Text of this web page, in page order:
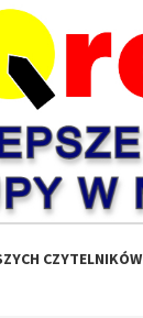
CZYTELNIKÓW